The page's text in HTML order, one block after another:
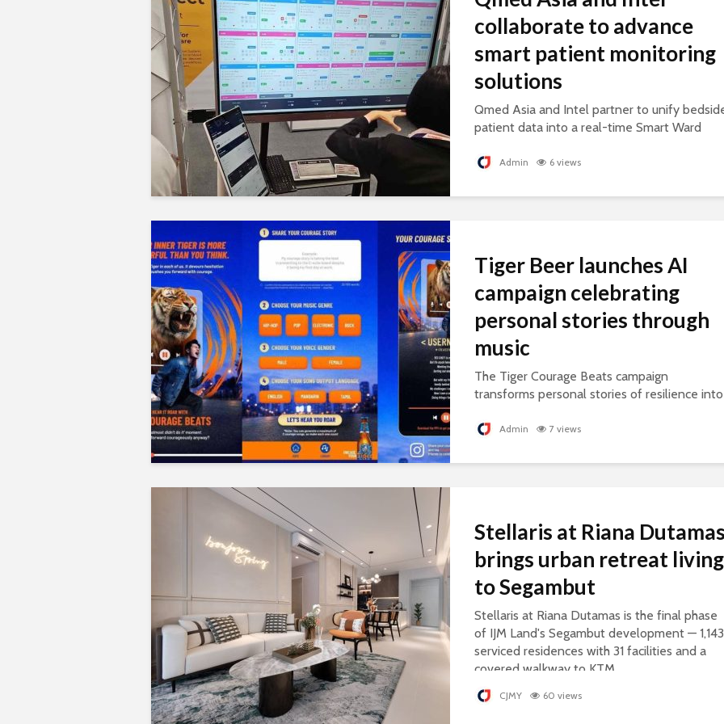
collaborate to advance
smart patient monitoring
solutions
Qmed Asia and Intel partner to unify
patient data into a real-time Smart Ward
healthcare.
Admin 6 views
Tiger Beer launches AI
campaign celebrating
personal stories through
music
The Tiger Courage Beats campaign
transforms personal stories of resilience into
courage.
Admin 7 views
Stellaris at Riana
brings urban retreat living
to Segambut
Stellaris at Riana Dutamas is the final phase
of IJM Land's Segambut development — 1,143
serviced residences with 31 facilities and a
covered walkway to KTM.
CJMY 60 views